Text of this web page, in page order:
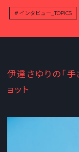
インタビュー_TOPICS
伊達さゆりの「
ョット